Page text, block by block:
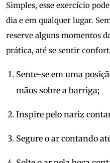
Simples, esse exercício
dia e em qualquer lugar.
reserve alguns momentos
prática, até se sentir
Sente-se em uma
mãos sobre a barriga;
Inspire pelo nariz
Segure o ar contando